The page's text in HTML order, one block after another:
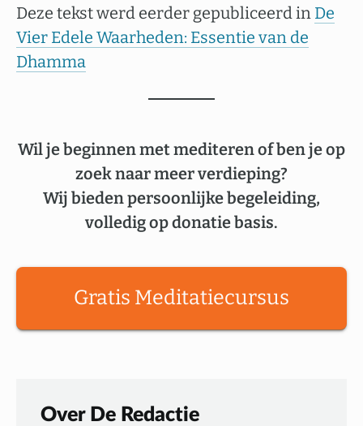
Deze tekst werd eerder gepubliceerd in De
Vier Edele Waarheden: Essentie van de
Dhamma
Wil je beginnen met mediteren of ben je op
zoek naar meer verdieping?
Wij bieden persoonlijke begeleiding,
volledig op donatie basis.
Gratis Meditatiecursus
Over De Redactie